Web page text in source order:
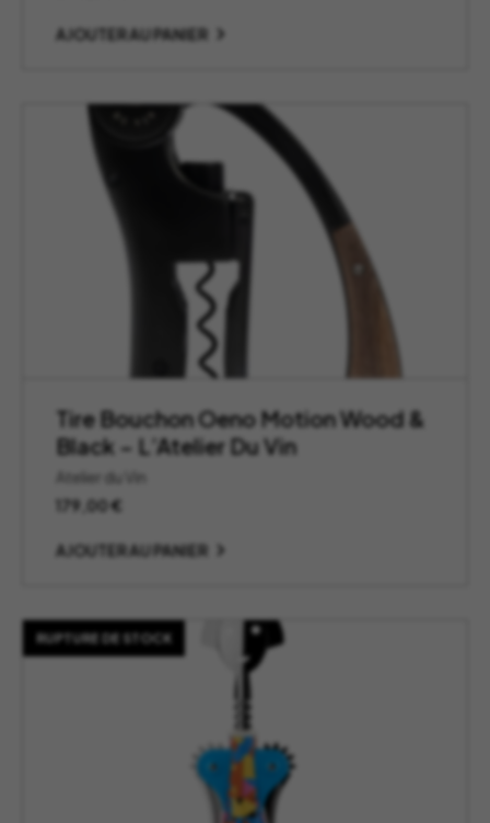
AJOUTER AU PANIER
Tire Bouchon Oeno Motion Wood &
Black – L’Atelier Du Vin
Atelier du Vin
179,00€
AJOUTER AU PANIER
RUPTURE DE STOCK